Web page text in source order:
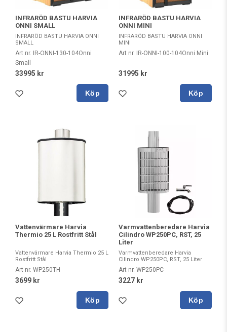
INFRARÖD BASTU HARVIA
ONNI SMALL
INFRARÖD BASTU HARVIA ONNI
SMALL
Art nr. IR-ONNI-130-104Onni
Small
33995 kr
Köp
INFRARÖD BASTU HARVIA
ONNI MINI
INFRARÖD BASTU HARVIA ONNI
MINI
Art nr. IR-ONNI-100-104Onni Mini
31995 kr
Köp
Vattenvärmare Harvia
Thermio 25 L Rostfritt Stål
Vattenvärmare Harvia Thermio 25 L
Rostfritt Stål
Art nr. WP250TH
3699 kr
Köp
Varmvattenberedare Harvia
Cilindro WP250PC, RST, 25
Liter
Varmvattenberedare Harvia
Cilindro WP250PC, RST, 25 Liter
Art nr. WP250PC
3227 kr
Köp